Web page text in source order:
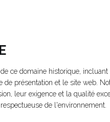
ce domaine historique,
de présentation et le site web.
leur exigence et la qualité
de l'environnement.